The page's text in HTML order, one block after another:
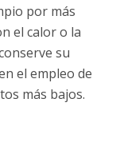
por más
el calor o la
su
el empleo de
más bajos.